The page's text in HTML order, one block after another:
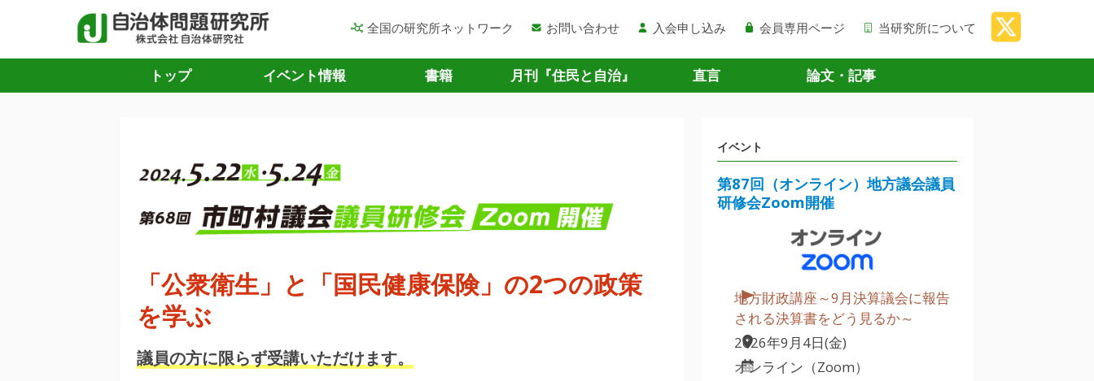
全国の研究所ネットワーク お問い合わせ 入会申し込み 会員専用ページ 当研究所について
トップ イベント情報 書籍 月刊『住民と自治』 直言 論文・記事
「公衆衛生」と「国民健康保険」の2つの政策
を学ぶ
議員の方に限らず受講いただけます。
イベント
第87回（オンライン）地方議会議員
研修会Zoom開催
地方財政講座～9月決算議会に報告
される決算書をどう見るか～
2026年9月4日(金)
オンライン（Zoom）